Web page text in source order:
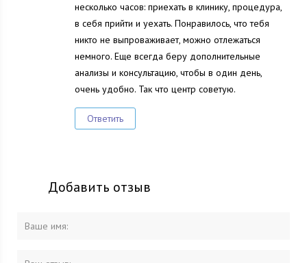
несколько часов: приехать в клинику, процедура,
в себя прийти и уехать. Понравилось, что тебя
никто не выпроваживает, можно отлежаться
немного. Еще всегда беру дополнительные
анализы и консультацию, чтобы в один день,
очень удобно. Так что центр советую.
Ответить
Добавить отзыв